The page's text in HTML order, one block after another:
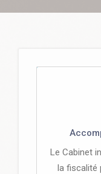
Le Cabinet
la fiscalité